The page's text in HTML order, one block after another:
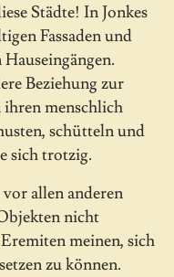
Städte! In Jonkes
Fassaden und
Beziehung zur
ihren menschlich
schütteln und
sich trotzig.
allen anderen
nicht
meinen, sich
zu können.